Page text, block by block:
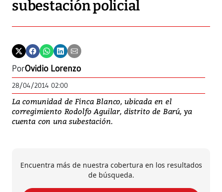
subestación policial
PorOvidio Lorenzo
28/04/2014 02:00
La comunidad de Finca Blanco, ubicada en el
corregimiento Rodolfo Aguilar, distrito de Barú, ya
cuenta con una subestación.
Encuentra más de nuestra cobertura en los resultados
de búsqueda.